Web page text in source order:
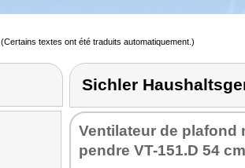
(Certains textes ont été traduits automatiquement.)
Sichler
Ven­ti­la­teur de
pendre VT-151.D 54